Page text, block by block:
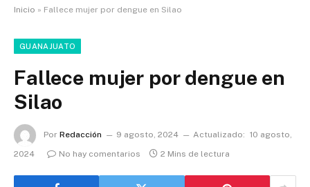
Inicio » Fallece mujer por dengue en Silao
GUANAJUATO
Fallece mujer por dengue en
Silao
Por Redacción 9 agosto, 2024 Actualizado: 10 agosto,
2024
No hay comentarios 2 Mins de lectura